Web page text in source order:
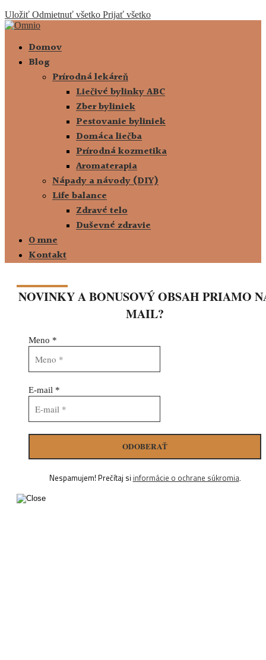
Uložiť Odmietnuť všetko Prijať všetko
Domov
Blog
Prírodná lekáreň
Liečivé bylinky ABC
Zber byliniek
Pestovanie byliniek
Domáca liečba
Prírodná kozmetika
Aromaterapia
Nápady a návody (DIY)
Life balance
Zdravé telo
Duševné zdravie
O mne
Kontakt
NOVINKY A BONUSOVÝ OBSAH PRIAMO
MAIL?
Meno *
E-mail *
Nespamujem! Prečítaj si informácie o ochrane súkromia